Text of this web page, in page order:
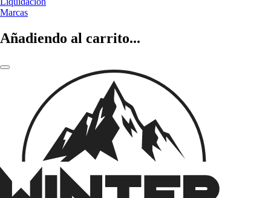
Marcas
Añadiendo al carrito...